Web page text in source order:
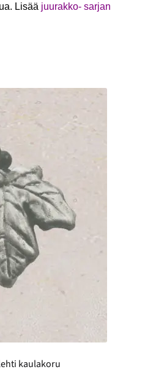
Lisää juurakko- sarjan
kaulakoru